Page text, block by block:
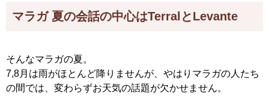
マラガ 夏の会話の中心はTerralとLevante
そんなマラガの夏。
7,8月は雨がほとんど降りませんが、やはりマラガの人たち
の間では、変わらずお天気の話題が欠かせません。